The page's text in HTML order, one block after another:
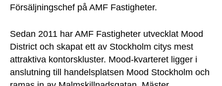
Försäljningschef på AMF Fastigheter.
Sedan 2011 har AMF Fastigheter utvecklat Mood
District och skapat ett av Stockholm citys mest
attraktiva kontorskluster. Mood-kvarteret ligger i
anslutning till handelsplatsen Mood Stockholm och